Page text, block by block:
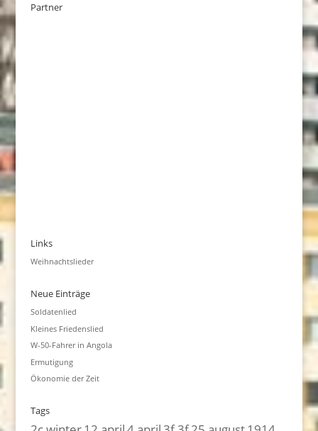
Partner
Links
Weihnachtslieder
Neue Einträge
Soldatenlied
Kleines Friedenslied
W-50-Fahrer in Angola
Ermutigung
Ökonomie der Zeit
Tags